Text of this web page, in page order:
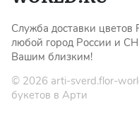
Служба доставки цветов
любой город России и
Вашим близким!
© 2026 arti-sverd.flor-
букетов в Арти